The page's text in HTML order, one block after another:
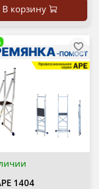
В корзину
1404